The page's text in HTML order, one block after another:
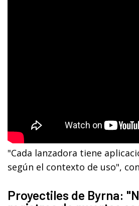
"Cada lanzadora tiene
según el contexto de uso",
Proyectiles de Byrna: